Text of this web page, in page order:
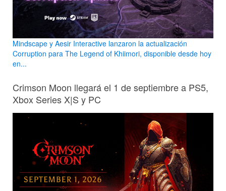
Mindscape y Aesir Interactive lanzaron la actualización
Corruption para The Legend of Khiimori, disponible desde hoy
en...
Crimson Moon llegará el 1 de septiembre a PS5,
Xbox Series X|S y PC